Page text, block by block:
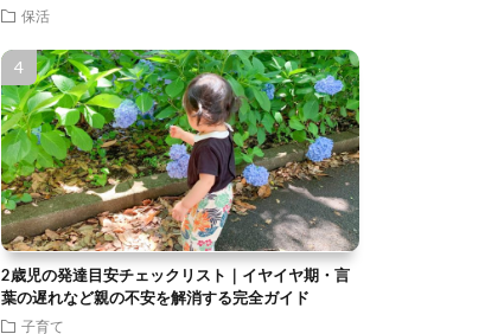
保活
2歳児の発達目安チェックリスト｜イヤイヤ期・言
葉の遅れなど親の不安を解消する完全ガイド
子育て